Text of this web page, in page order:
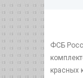
ФСБ
красных